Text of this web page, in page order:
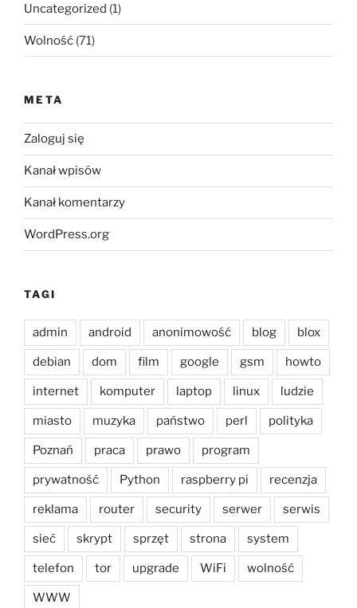
Uncategorized (1)
Wolność (71)
META
Zaloguj się
Kanał wpisów
Kanał komentarzy
WordPress.org
TAGI
admin android anonimowość blog blox
debian dom film google gsm howto
internet komputer laptop linux ludzie
miasto muzyka państwo perl polityka
Poznań praca prawo program
prywatność Python raspberry pi recenzja
reklama router security serwer serwis
sieć skrypt sprzęt strona system
telefon tor upgrade WiFi wolność
WWW